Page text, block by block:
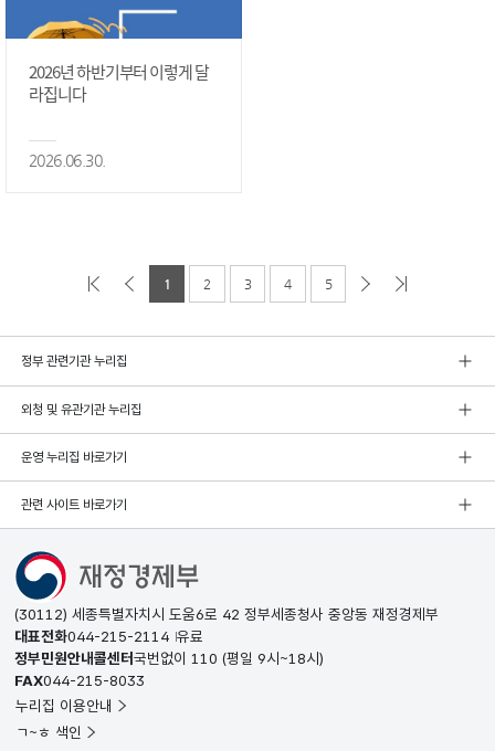
2026년 하반기부터 이렇게 달
라집니다
2026.06.30.
1 2 3 4 5
정부 관련기관 누리집
외청 및 유관기관 누리집
운영 누리집 바로가기
관련 사이트 바로가기
(30112) 세종특별자치시 도움6로 42 정부세종청사 중앙동 재정경제부
대표전화044-215-2114 유료
정부민원안내콜센터국번없이 110 (평일 9시~18시)
FAX044-215-8033
누리집 이용안내
ㄱ~ㅎ 색인